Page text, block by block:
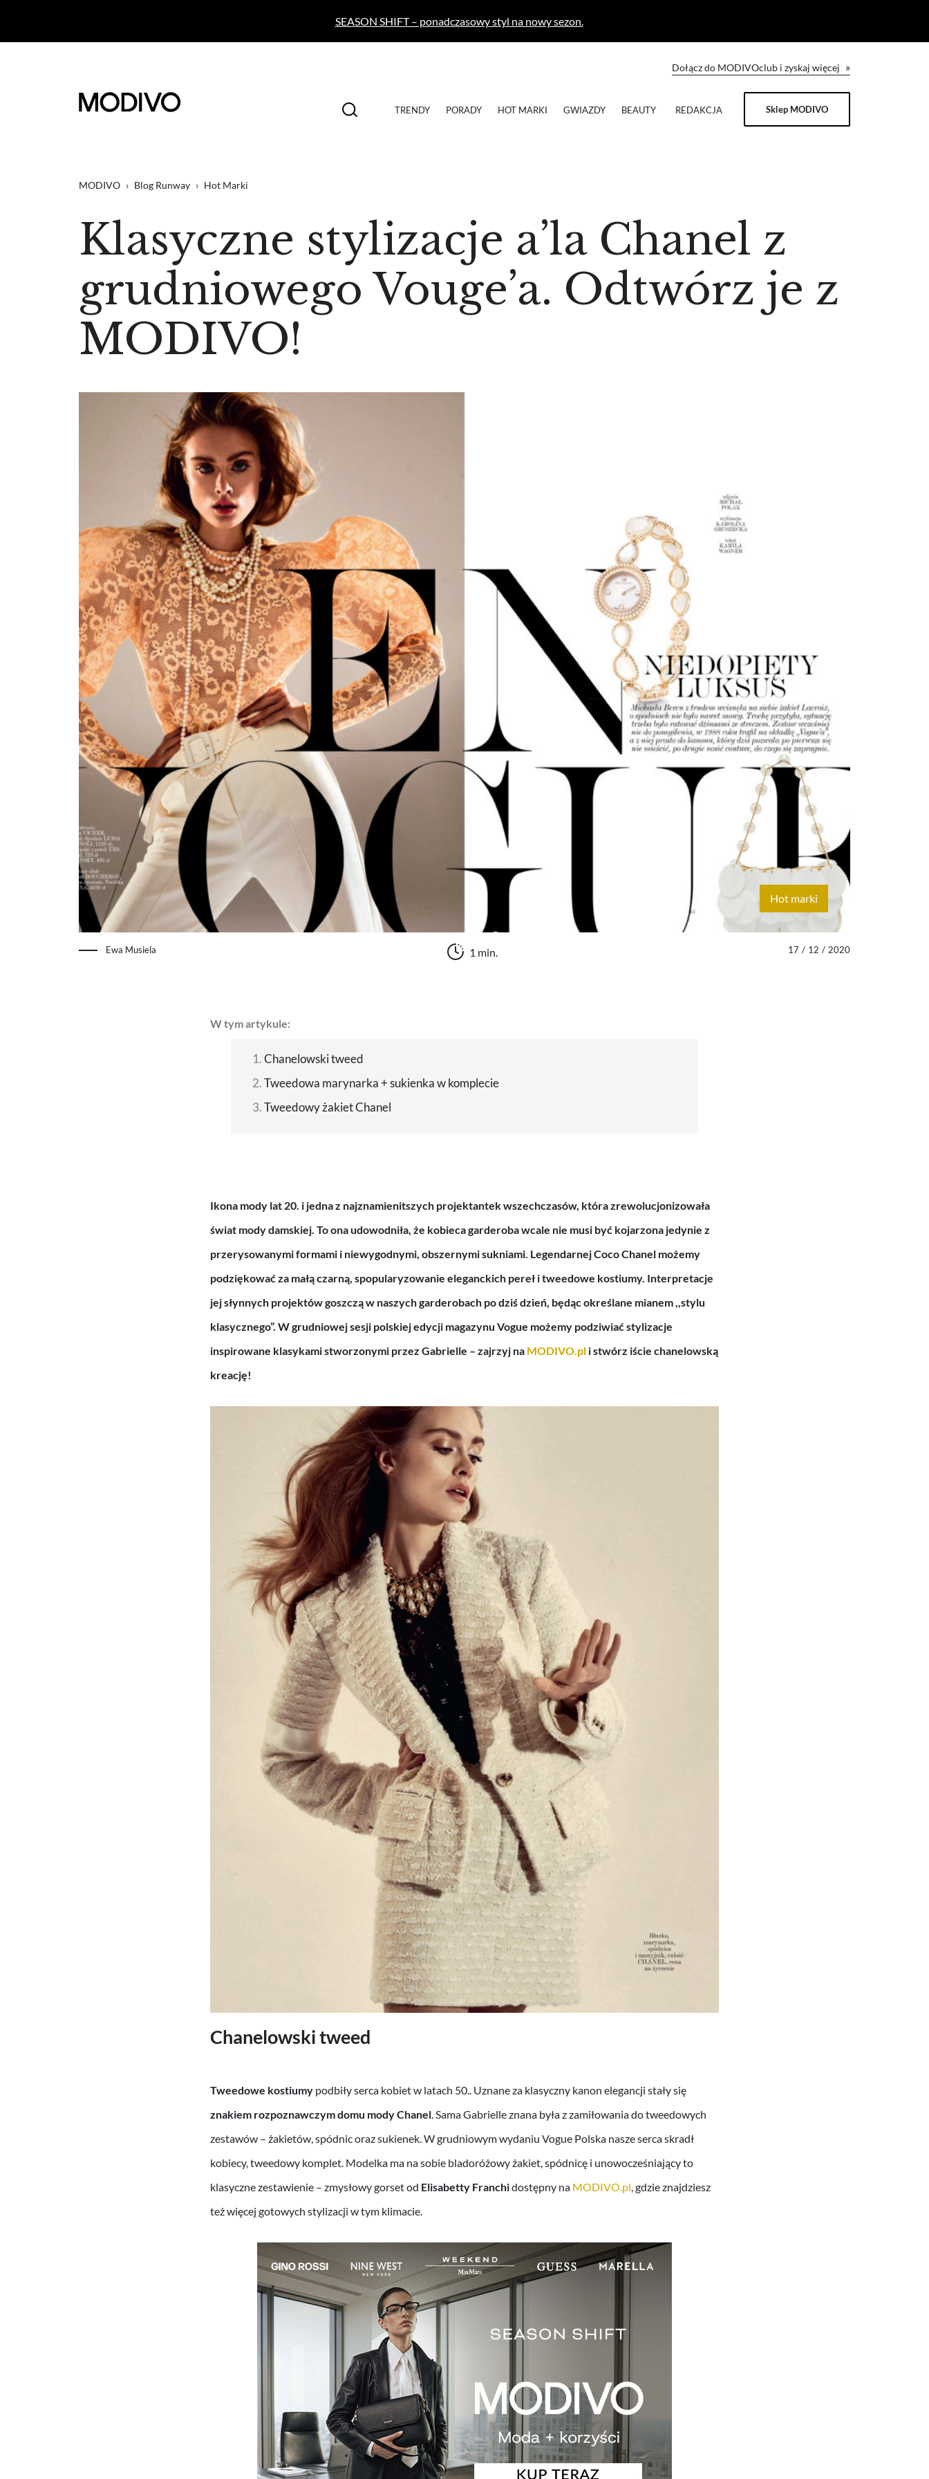
SEASON SHIFT – ponadczasowy styl na nowy sezon.
Dołącz do MODIVOclub i zyskaj więcej »
TRENDY PORADY HOT MARKI GWIAZDY BEAUTY REDAKCJA Sklep MODIVO
MODIVO › Blog Runway › Hot Marki
Klasyczne stylizacje a’la Chanel z
grudniowego Vouge’a. Odtwórz je z
MODIVO!
Hot marki
Ewa Musiela 1 min. 17 / 12 / 2020
W tym artykule:
Chanelowski tweed
Tweedowa marynarka + sukienka w komplecie
Tweedowy żakiet Chanel
Ikona mody lat 20. i jedna z najznamienitszych projektantek wszechczasów, która zrewolucjonizowała
świat mody damskiej. To ona udowodniła, że kobieca garderoba wcale nie musi być kojarzona jedynie z
przerysowanymi formami i niewygodnymi, obszernymi sukniami. Legendarnej Coco Chanel możemy
podziękować za małą czarną, spopularyzowanie eleganckich pereł i tweedowe kostiumy. Interpretacje
jej słynnych projektów goszczą w naszych garderobach po dziś dzień, będąc określane mianem ,,stylu
klasycznego”. W grudniowej sesji polskiej edycji magazynu Vogue możemy podziwiać stylizacje
inspirowane klasykami stworzonymi przez Gabrielle – zajrzyj na MODIVO.pl i stwórz iście chanelowską
kreację!
Chanelowski tweed
Tweedowe kostiumy podbiły serca kobiet w latach 50.. Uznane za klasyczny kanon elegancji stały się
znakiem rozpoznawczym domu mody Chanel. Sama Gabrielle znana była z zamiłowania do tweedowych
zestawów – żakietów, spódnic oraz sukienek. W grudniowym wydaniu Vogue Polska nasze serca skradł
kobiecy, tweedowy komplet. Modelka ma na sobie bladoróżowy żakiet, spódnicę i unowocześniający to
klasyczne zestawienie – zmysłowy gorset od Elisabetty Franchidostępny na MODIVO.pl, gdzie znajdziesz
też więcej gotowych stylizacji w tym klimacie.